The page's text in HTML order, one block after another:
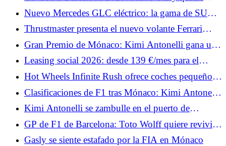
deshacerse de la decepción de Mónaco
Nuevo Mercedes GLC eléctrico: la gama de SUV
eléctricos se amplía, los precios bajan
Thrustmaster presenta el nuevo volante Ferrari
499P X Las 24 Horas de Le Mans
Gran Premio de Mónaco: Kimi Antonelli gana una
carrera movida, Hadjar y Hamilton suben al podio
Leasing social 2026: desde 139 €/mes para el
Nissan Micra elegible, ¿es más atractivo que el
Renault 5?
Hot Wheels Infinite Rush ofrece coches pequeños
y un gran mundo abierto.
Clasificaciones de F1 tras Mónaco: Kimi Antonelli
lidera el campeonato, Hamilton segundo
Kimi Antonelli se zambulle en el puerto de
Mónaco tras su victoria.
GP de F1 de Barcelona: Toto Wolff quiere revivir a
George Russell
Gasly se siente estafado por la FIA en Mónaco